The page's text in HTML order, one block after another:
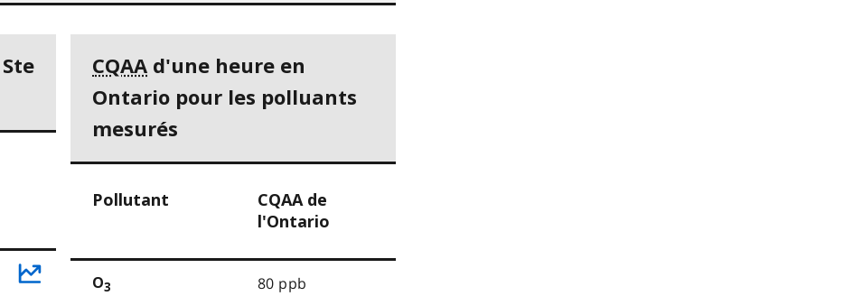
CQAA d'une heure en
Ontario pour les polluants
mesurés
Pollutant
CQAA de
l'Ontario
O3 80 ppb